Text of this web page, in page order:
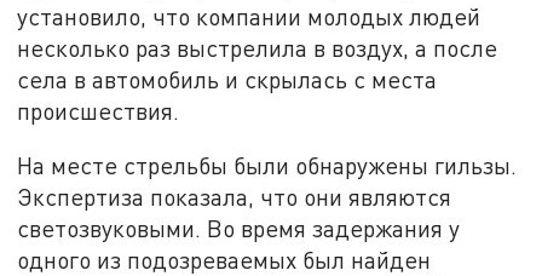
установило, что компании молодых людей
несколько раз выстрелила в воздух, а после
села в автомобиль и скрылась с места
происшествия.
На месте стрельбы были обнаружены гильзы.
Экспертиза показала, что они являются
светозвуковыми. Во время задержания у
одного из подозреваемых был найден